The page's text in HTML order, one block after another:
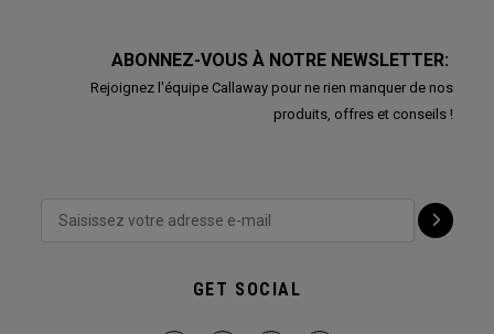
ABONNEZ-VOUS À NOTRE NEWSLETTER:
Rejoignez l'équipe Callaway pour ne rien manquer de nos
produits, offres et conseils !
GET SOCIAL